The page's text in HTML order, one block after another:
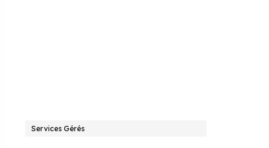
Services Gérés